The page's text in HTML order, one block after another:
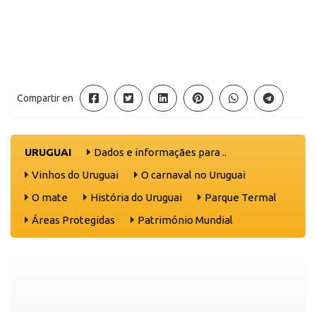
Compartir en
URUGUAI
Dados e informaçães para ..
Vinhos do Uruguai
O carnaval no Uruguai
O mate
História do Uruguai
Parque Termal
Áreas Protegidas
Património Mundial